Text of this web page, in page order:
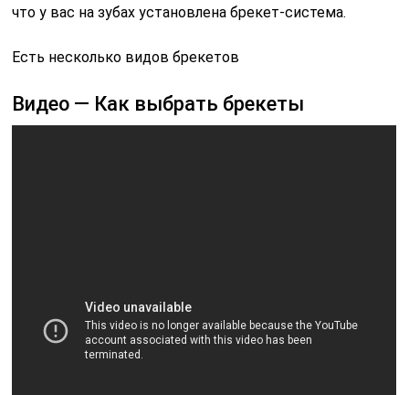
что у вас на зубах установлена брекет-система.
Есть несколько видов брекетов
Видео — Как выбрать брекеты